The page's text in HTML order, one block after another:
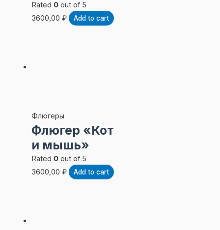
Rated 0out of 5
3600,00 ₽ Add to cart
Флюгеры
Флюгер «Кот
и мышь»
Rated 0out of 5
3600,00 ₽ Add to cart